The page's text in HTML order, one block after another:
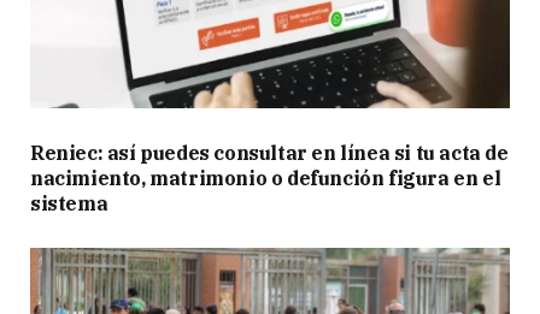
Reniec: así puedes consultar en línea si tu acta de
nacimiento, matrimonio o defunción figura en el
sistema